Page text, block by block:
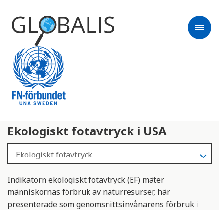
menu
Ekologiskt fotavtryck i USA
Indikatorn ekologiskt fotavtryck (EF) mäter
människornas förbruk av naturresurser, här
presenterade som genomsnittsinvånarens förbruk i